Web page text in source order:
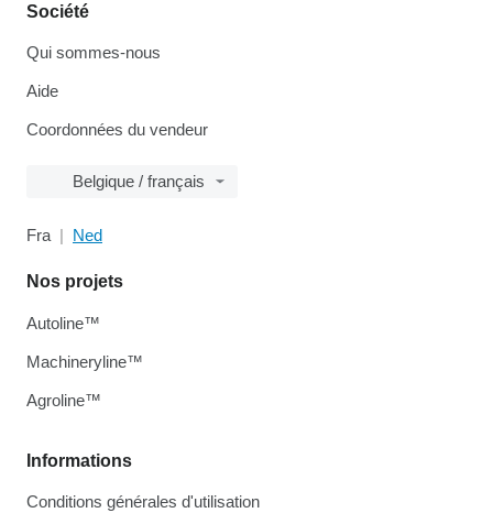
Société
Qui sommes-nous
Aide
Coordonnées du vendeur
Belgique / français
Fra Ned
Informations
Conditions générales d'utilisation
Nos projets
Autoline™
Machineryline™
Agroline™